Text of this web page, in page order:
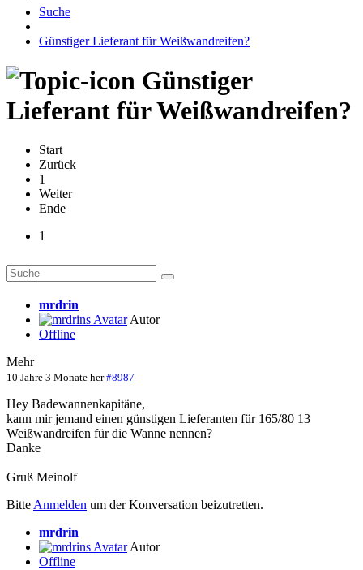
Suche
Günstiger Lieferant für Weißwandreifen?
Günstiger
Lieferant für Weißwandreifen?
Start
Zurück
1
Weiter
Ende
1
mrdrin
Autor
Offline
Mehr
10 Jahre 3 Monate her #8987
Hey Badewannenkapitäne,
kann mir jemand einen günstigen Lieferanten für 165/80 13
Weißwandreifen für die Wanne nennen?
Danke
Gruß Meinolf
Bitte Anmelden um der Konversation beizutretten.
mrdrin
Autor
Offline